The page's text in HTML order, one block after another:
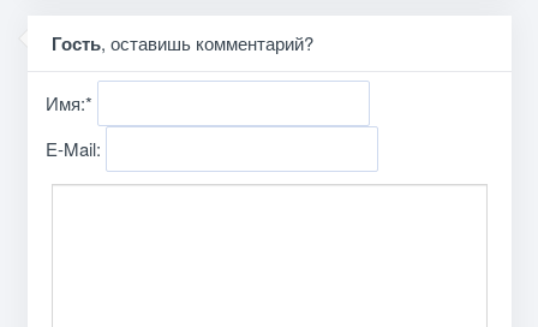
Гость, оставишь комментарий?
Имя:*
E-Mail: